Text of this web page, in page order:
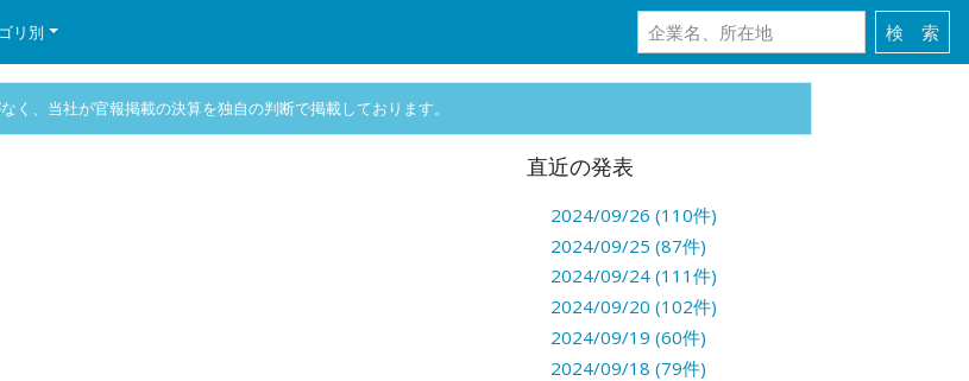
リ別
く、当社が官報掲載の決算を独自の判断で掲載しております。
直近の発表
2024/09/26 (110件)
2024/09/25 (87件)
2024/09/24 (111件)
2024/09/20 (102件)
2024/09/19 (60件)
2024/09/18 (79件)